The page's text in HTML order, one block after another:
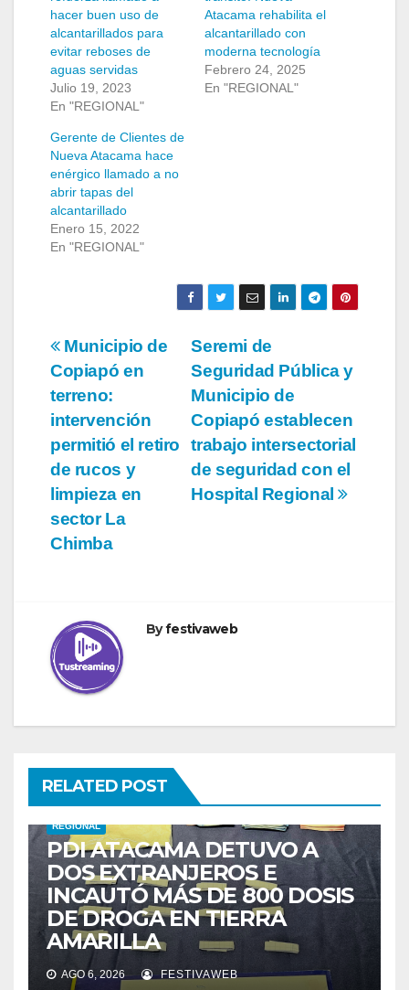
hacer buen uso de
alcantarillados para
evitar reboses de
aguas servidas
Julio 19, 2023
En "REGIONAL"
Atacama rehabilita el
alcantarillado con
moderna tecnología
Febrero 24, 2025
En "REGIONAL"
Gerente de Clientes de
Nueva Atacama hace
enérgico llamado a no
abrir tapas del
alcantarillado
Enero 15, 2022
En "REGIONAL"
Navegación
de
entradas
Seremi de
Seguridad Pública y
Municipio de
Copiapó establecen
trabajo intersectorial
de seguridad con el
Hospital Regional
Municipio de
Copiapó en
terreno:
intervención
permitió el retiro
de rucos y
limpieza en
sector La
Chimba
Byfestivaweb
RELATED POST
REGIONAL
PDI ATACAMA DETUVO A
DOS EXTRANJEROS E
INCAUTÓ MÁS DE 800 DOSIS
DE DROGA EN TIERRA
AMARILLA
AGO 6, 2026 FESTIVAWEB